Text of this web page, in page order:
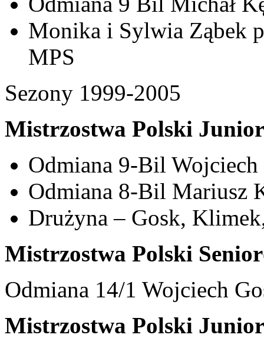
Monika i Sylwia Ząbek
MPS
Sezony 1999-2005
Mistrzostwa Polski
Odmiana 9-Bil
Odmiana 8-Bil Mariusz
Drużyna – Gosk,
Mistrzostwa Polski
Odmiana 14/1 Wojciech
Mistrzostwa Polski